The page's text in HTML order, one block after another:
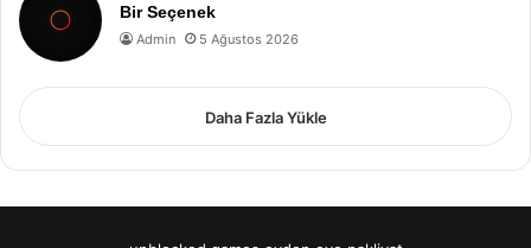
Bir Seçenek
Admin 5 Ağustos 2026
Daha Fazla Yükle